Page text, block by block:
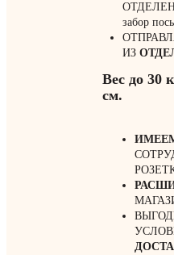
забор
ИЗ
Вес до 30
см.